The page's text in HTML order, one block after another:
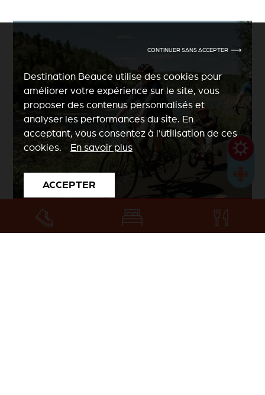
CONTINUER SANS ACCEPTER
Destination Beauce utilise des cookies pour
améliorer votre expérience sur le site, vous
proposer des contenus personnalisés et
analyser les performances du site. En
acceptant, vous consentez à l'utilisation de ces
cookies. En savoir plus
ACCEPTER
Véloroute de la Chaudière